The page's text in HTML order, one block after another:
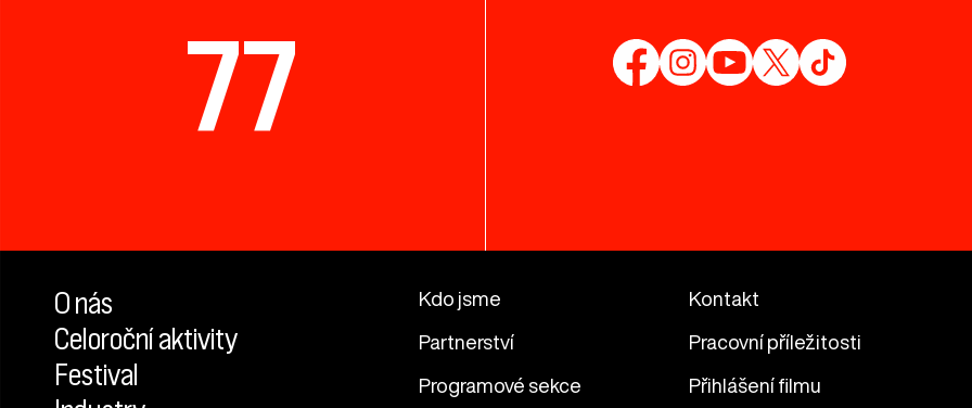
77
O nás
Celoroční aktivity
Festival
Kdo jsme Kontakt
Partnerství Pracovní příležitosti
Programové sekce Přihlášení filmu